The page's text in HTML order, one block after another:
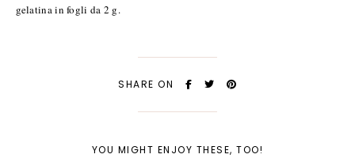
gelatina in fogli da 2 g.
SHARE ON
YOU MIGHT ENJOY THESE, TOO!